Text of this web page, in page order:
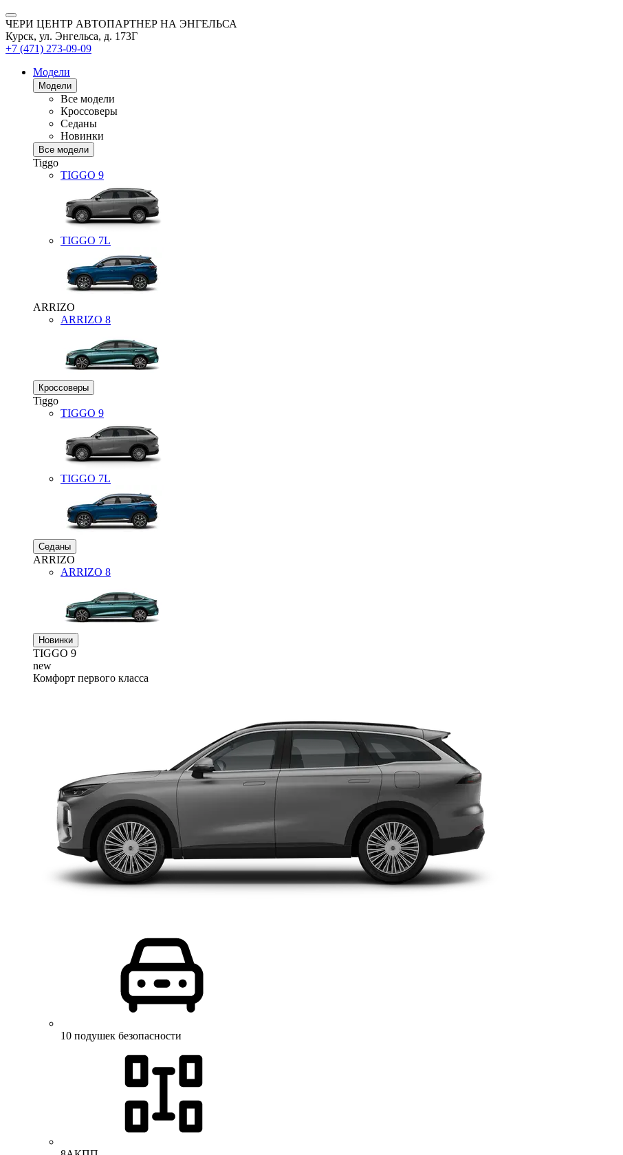
ЧЕРИ ЦЕНТР АВТОПАРТНЕР НА ЭНГЕЛЬСА
Курск, ул. Энгельса, д. 173Г
+7 (471) 273-09-09
Модели
Модели
Все модели
Кроссоверы
Седаны
Новинки
Все модели
Tiggo
TIGGO 9
TIGGO 7L
ARRIZO
ARRIZO 8
Кроссоверы
Tiggo
TIGGO 9
TIGGO 7L
Седаны
ARRIZO
ARRIZO 8
Новинки
TIGGO 9
new
Комфорт первого класса
10 подушек безопасности